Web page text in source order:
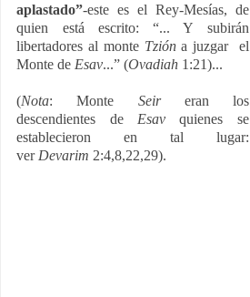
aplastado”-este es el Rey-Mesías, de
quien está escrito: “... Y subirán
libertadores al monte Tzióna juzgar el
Monte de Esav...” (Ovadiah 1:21)...
(Nota: Monte Seireran los
descendientes de Esav quienes se
establecieron en tal lugar:
ver Devarim 2:4,8,22,29).